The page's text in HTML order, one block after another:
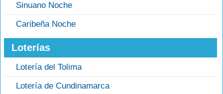
Sinuano Noche
Caribeña Noche
Loterías
Lotería del Tolima
Lotería de Cundinamarca